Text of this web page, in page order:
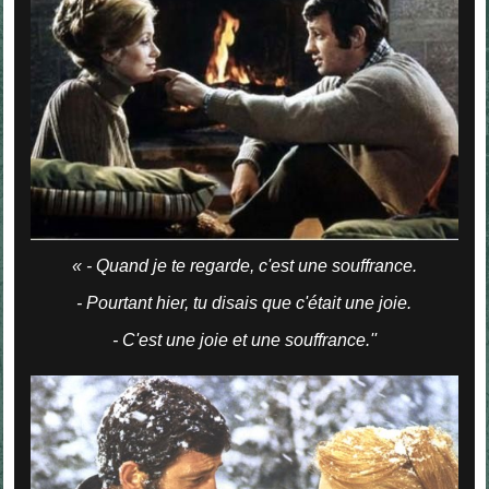
« - Quand je te regarde, c'est une souffrance.
- Pourtant hier, tu disais que c'était une joie.
- C'est une joie et une souffrance.''